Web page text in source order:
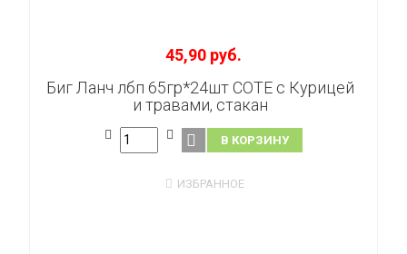
45,90 руб.
Биг Ланч лбп 65гр*24шт СОТЕ с Курицей
и травами, стакан
В КОРЗИНУ
ИЗБРАННОЕ